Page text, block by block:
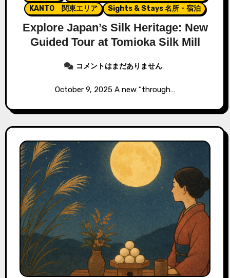
KANTO 関東エリア
Sights & Stays 名所・宿泊
Explore Japan’s Silk Heritage: New
Guided Tour at Tomioka Silk Mill
コメントはまだありません
October 9, 2025 A new “through…